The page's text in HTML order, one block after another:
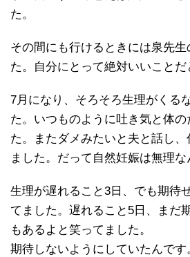
た。
その間にも行けるときには泉先
た。自分にとって絶対いいことだ
7月になり、そろそろ生理がくる
た。いつものように吐き気と体
た。またダメみたいと夫と話し
ました。だって自然妊娠は無理な
生理が遅れること3日、でも期待
てました。遅れること5日、まだ
もあるよと笑ってました。
期待しないようにしていたんで